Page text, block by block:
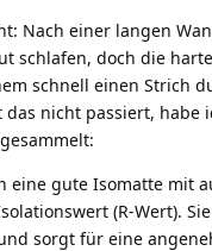
Nach einer langen
schlafen, doch die
schnell einen Strich
das nicht passiert, habe
eine gute Isomatte mit
(R-Wert).
sorgt für eine